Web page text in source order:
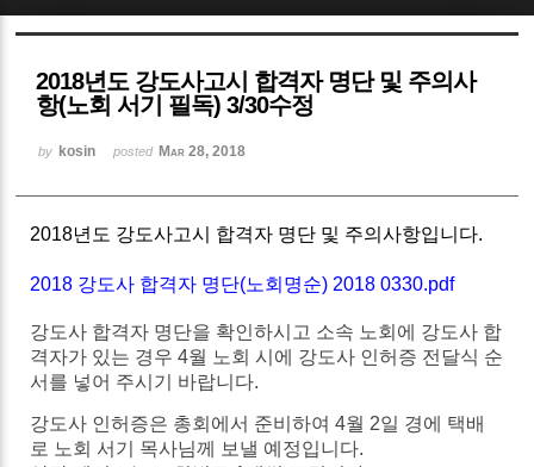
2018년도 강도사고시 합격자 명단 및 주의사
항(노회 서기 필독) 3/30수정
by kosin posted Mar 28, 2018
2018년도 강도사고시 합격자 명단 및 주의사항입니다.
2018 강도사 합격자 명단(노회명순) 2018 0330.pdf
강도사 합격자 명단을 확인하시고 소속 노회에 강도사 합
격자가 있는 경우 4월 노회 시에 강도사 인허증 전달식 순
서를 넣어 주시기 바랍니다.
강도사 인허증은 총회에서 준비하여 4월 2일 경에 택배
로 노회 서기 목사님께 보낼 예정입니다.
Sketchbook5, 스케치북5
Sketchbook5, 스케치북5